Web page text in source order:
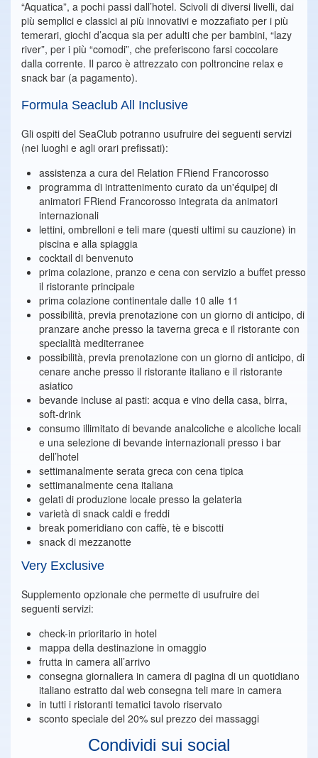
“Aquatica”, a pochi passi dall’hotel. Scivoli di diversi livelli, dai
più semplici e classici ai più innovativi e mozzafiato per i più
temerari, giochi d’acqua sia per adulti che per bambini, “lazy
river”, per i più “comodi”, che preferiscono farsi coccolare
dalla corrente. Il parco è attrezzato con poltroncine relax e
snack bar (a pagamento).
Formula Seaclub All Inclusive
Gli ospiti del SeaClub potranno usufruire dei seguenti servizi
(nei luoghi e agli orari prefissati):
assistenza a cura del Relation FRiend Francorosso
programma di intrattenimento curato da un'équipej di
animatori FRiend Francorosso integrata da animatori
internazionali
lettini, ombrelloni e teli mare (questi ultimi su cauzione) in
piscina e alla spiaggia
cocktail di benvenuto
prima colazione, pranzo e cena con servizio a buffet presso
il ristorante principale
prima colazione continentale dalle 10 alle 11
possibilità, previa prenotazione con un giorno di anticipo, di
pranzare anche presso la taverna greca e il ristorante con
specialità mediterranee
possibilità, previa prenotazione con un giorno di anticipo, di
cenare anche presso il ristorante italiano e il ristorante
asiatico
bevande incluse ai pasti: acqua e vino della casa, birra,
soft-drink
consumo illimitato di bevande analcoliche e alcoliche locali
e una selezione di bevande internazionali presso i bar
dell’hotel
settimanalmente serata greca con cena tipica
settimanalmente cena italiana
gelati di produzione locale presso la gelateria
varietà di snack caldi e freddi
break pomeridiano con caffè, tè e biscotti
snack di mezzanotte
Very Exclusive
Supplemento opzionale che permette di usufruire dei
seguenti servizi:
check-in prioritario in hotel
mappa della destinazione in omaggio
frutta in camera all’arrivo
consegna giornaliera in camera di pagina di un quotidiano
italiano estratto dal web consegna teli mare in camera
in tutti i ristoranti tematici tavolo riservato
sconto speciale del 20% sul prezzo dei massaggi
Condividi sui social